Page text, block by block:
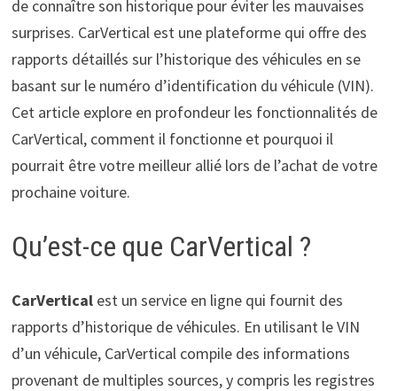
de connaître son historique pour éviter les mauvaises
surprises. CarVertical est une plateforme qui offre des
rapports détaillés sur l’historique des véhicules en se
basant sur le numéro d’identification du véhicule (VIN).
Cet article explore en profondeur les fonctionnalités de
CarVertical, comment il fonctionne et pourquoi il
pourrait être votre meilleur allié lors de l’achat de votre
prochaine voiture.
Qu’est-ce que CarVertical ?
CarVerticalest un service en ligne qui fournit des
rapports d’historique de véhicules. En utilisant le VIN
d’un véhicule, CarVertical compile des informations
provenant de multiples sources, y compris les registres